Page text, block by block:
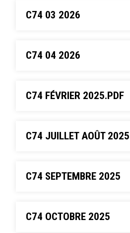
C74 03 2026
C74 04 2026
C74 FÉVRIER 2025.PDF
C74 JUILLET AOÛT 2025
C74 SEPTEMBRE 2025
C74 OCTOBRE 2025